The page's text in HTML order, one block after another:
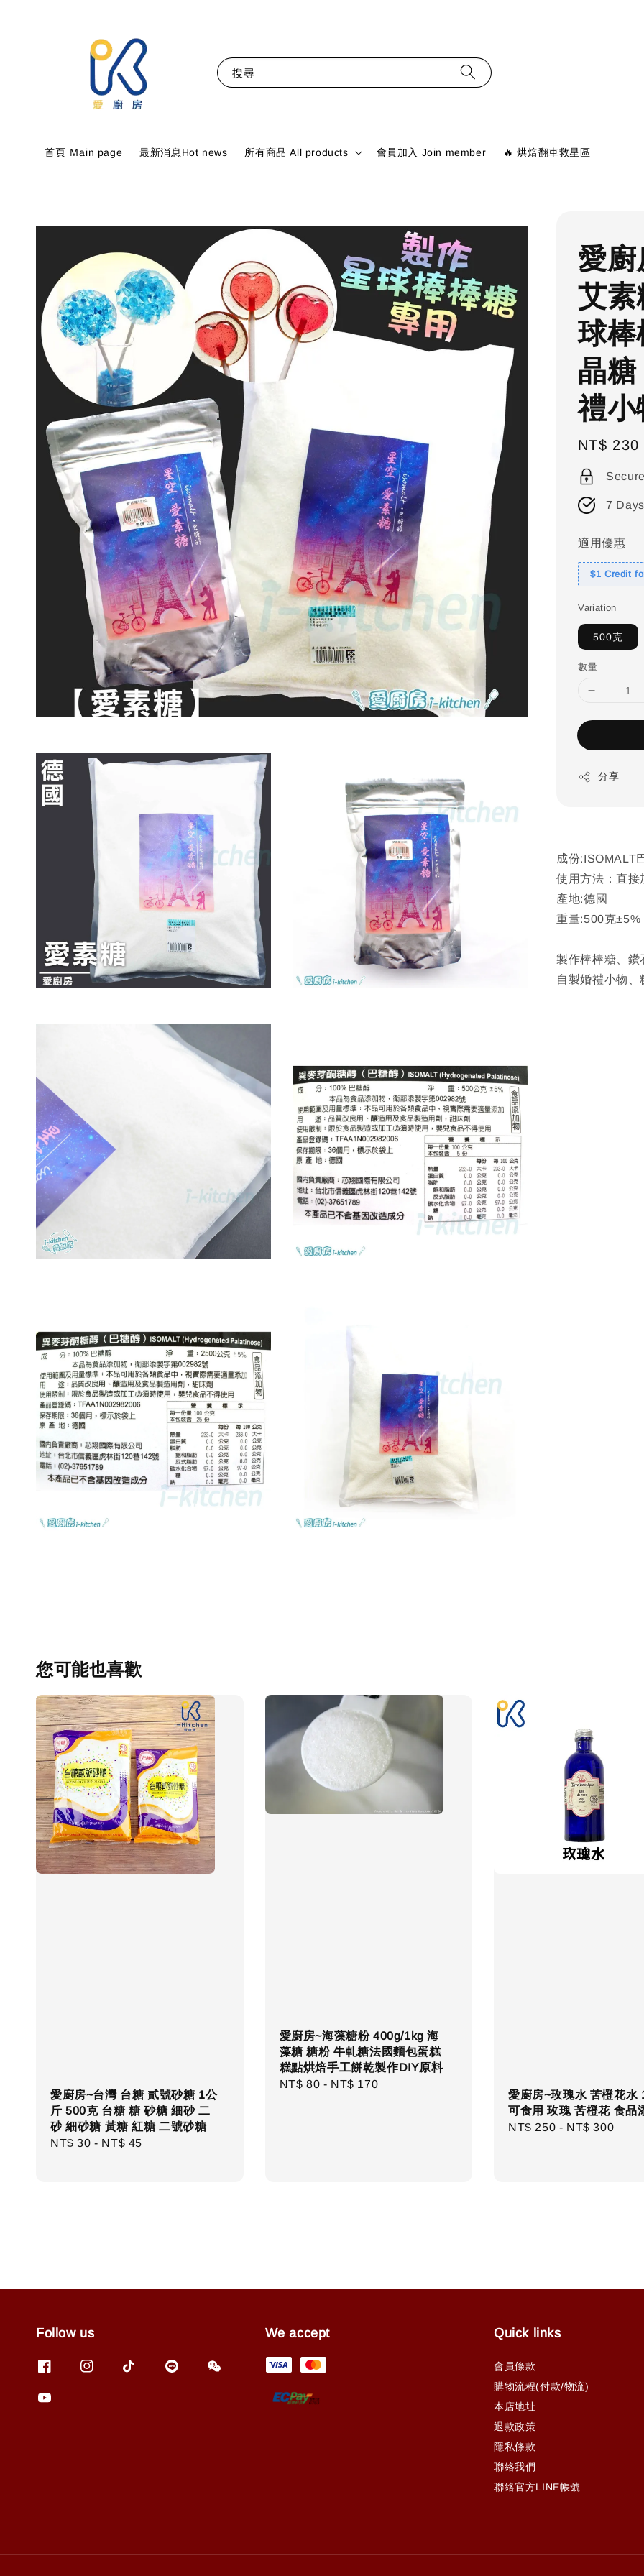
搜尋
首頁 Ｍain page 最新消息Hot news 所有商品 All products 會員加入 Join member 🔥 烘焙翻車救星區
愛廚
艾素
球棒
晶
禮小
Regular
price
NT$ 230
7
適用優惠
$1 Credit
Variation
500克
數量
分享
成份:ISOMALT
使用方法：直接
產地:德國
重量:500克±5%
製作棒棒糖、鑽
自製婚禮小物、
您可能也喜歡
愛廚房~台灣 台糖 貳號砂糖 1公
斤 500克 台糖 糖 砂糖 細砂 二
砂 細砂糖 黃糖 紅糖 二號砂糖
Regular
NT$ 30 - NT$ 45
愛廚房~海藻糖粉 400g/1kg 海
藻糖 糖粉 牛軋糖法國麵包蛋糕
糕點烘焙手工餅乾製作DIY原料
Regular
NT$ 80 - NT$ 170
愛廚房~玫瑰水 苦橙花水
可食用 玫瑰 苦橙花 食品
Regular
NT$ 250 - NT$ 300
Follow us We accept Quick links
會員條款
購物流程(付款/物流)
本店地址
退款政策
隱私條款
聯絡我們
聯絡官方LINE帳號